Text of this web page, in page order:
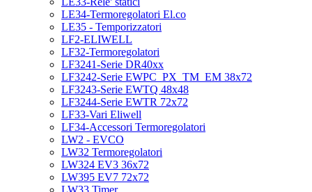
LE34-Termoregolatori El.co
LE35 - Temporizzatori
LF2-ELIWELL
LF32-Termoregolatori
LF3241-Serie DR40xx
LF3242-Serie EWPC_PX_TM_EM 38x72
LF3243-Serie EWTQ 48x48
LF3244-Serie EWTR 72x72
LF33-Vari Eliwell
LF34-Accessori Termoregolatori
LW2 - EVCO
LW32 Termoregolatori
LW324 EV3 36x72
LW395 EV7 72x72
LW33 Timer